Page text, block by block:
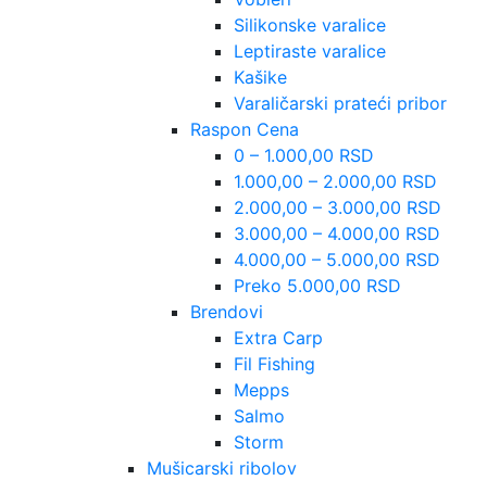
Silikonske varalice
Leptiraste varalice
Kašike
Varaličarski prateći pribor
Raspon Cena
0 – 1.000,00 RSD
1.000,00 – 2.000,00 RSD
2.000,00 – 3.000,00 RSD
3.000,00 – 4.000,00 RSD
4.000,00 – 5.000,00 RSD
Preko 5.000,00 RSD
Brendovi
Extra Carp
Fil Fishing
Mepps
Salmo
Storm
Mušicarski ribolov